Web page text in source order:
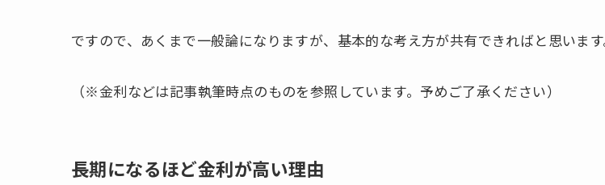
ですので、あくまで一般論になりますが、基本的な考え方が共有できればと思います
（※金利などは記事執筆時点のものを参照しています。予めご了承ください）
長期になるほど金利が高い理由